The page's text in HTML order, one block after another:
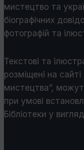
мистецтво та
біографічних
фотографій та
Текстові та
розміщені на сайті
мистецтва”,
при умові
Бібліотеки у